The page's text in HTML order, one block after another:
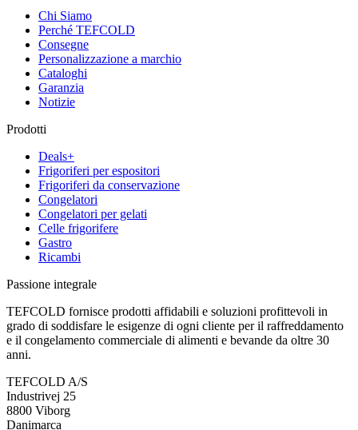
Chi Siamo
Perché TEFCOLD
Consegne
Personalizzazione a marchio
Cataloghi
Garanzia
Notizie
Prodotti
Deals+
Frigoriferi per espositori
Frigoriferi da conservazione
Congelatori
Congelatori per gelati
Celle frigorifere
Gastro
Ricambi
Passione integrale
TEFCOLD fornisce prodotti affidabili e soluzioni profittevoli in
grado di soddisfare le esigenze di ogni cliente per il raffreddamento
e il congelamento commerciale di alimenti e bevande da oltre 30
anni.
TEFCOLD A/S
Industrivej 25
8800 Viborg
Danimarca